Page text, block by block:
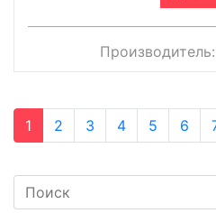
Производитель:
1 2 3 4 5 6